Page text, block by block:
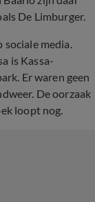
De Limburger.
media.
is Kassa-
Er waren geen
De oorzaak
loopt nog.